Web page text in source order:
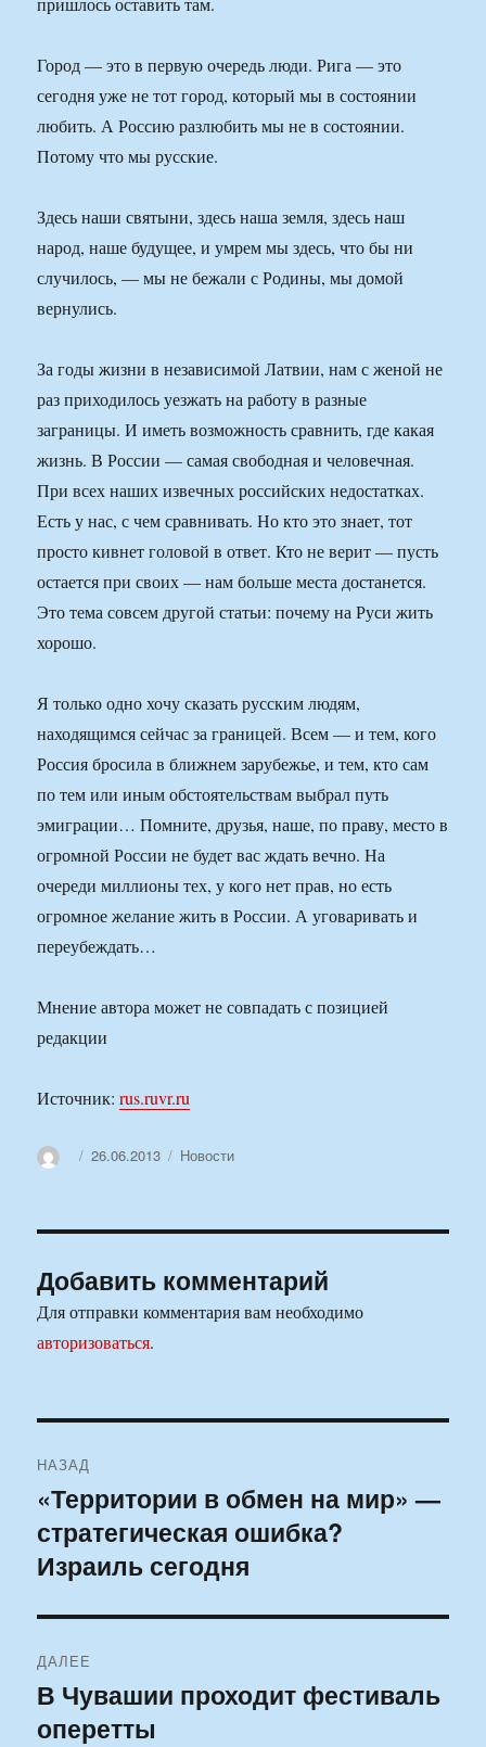
Город — это в первую очередь люди. Рига — это
сегодня уже не тот город, который мы в состоянии
любить. А Россию разлюбить мы не в состоянии.
Потому что мы русские.
Здесь наши святыни, здесь наша земля, здесь наш
народ, наше будущее, и умрем мы здесь, что бы ни
случилось, — мы не бежали с Родины, мы домой
вернулись.
За годы жизни в независимой Латвии, нам с женой не
раз приходилось уезжать на работу в разные
заграницы. И иметь возможность сравнить, где какая
жизнь. В России — самая свободная и человечная.
При всех наших извечных российских недостатках.
Есть у нас, с чем сравнивать. Но кто это знает, тот
просто кивнет головой в ответ. Кто не верит — пусть
остается при своих — нам больше места достанется.
Это тема совсем другой статьи: почему на Руси жить
хорошо.
Я только одно хочу сказать русским людям,
находящимся сейчас за границей. Всем — и тем, кого
Россия бросила в ближнем зарубежье, и тем, кто сам
по тем или иным обстоятельствам выбрал путь
эмиграции… Помните, друзья, наше, по праву, место в
огромной России не будет вас ждать вечно. На
очереди миллионы тех, у кого нет прав, но есть
огромное желание жить в России. А уговаривать и
переубеждать…
Мнение автора может не совпадать с позицией
редакции
Источник:rus.ruvr.ru
АвторОпубликовано
26.06.2013 Рубрики
Новости
Добавить комментарий
Для отправки комментария вам необходимо
авторизоваться.
по
записям
НАЗАД
Предыдущая
запись:
«Территории в обмен на мир» —
стратегическая ошибка?
Израиль сегодня
ДАЛЕЕ
Следующая
запись:
В Чувашии проходит фестиваль
оперетты